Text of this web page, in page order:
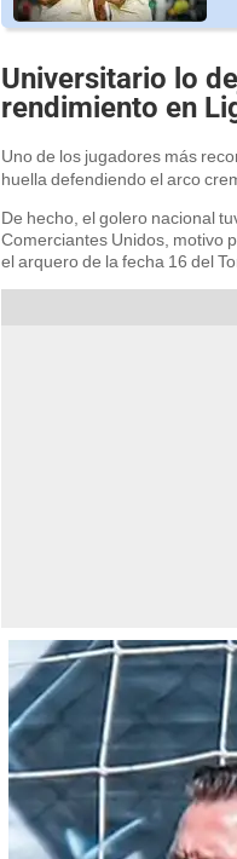
Universitario lo
rendimiento en
Uno de los jugadores más
huella defendiendo el arco
De hecho, el golero nacional
Comerciantes Unidos, motivo
el arquero de la fecha 16 del